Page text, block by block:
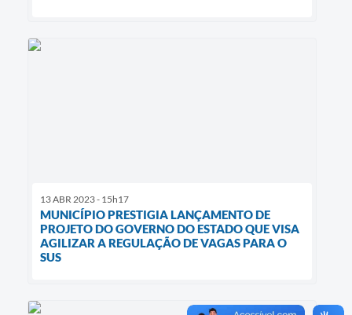
13 ABR 2023 - 15h17
MUNICÍPIO PRESTIGIA LANÇAMENTO DE
PROJETO DO GOVERNO DO ESTADO QUE VISA
AGILIZAR A REGULAÇÃO DE VAGAS PARA O
SUS